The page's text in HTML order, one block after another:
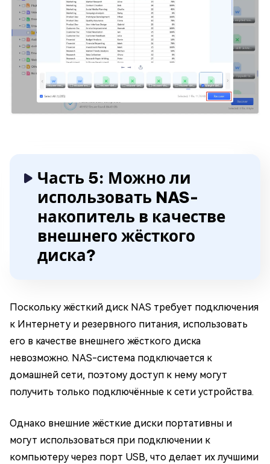
Часть 5: Можно ли
использовать NAS-
накопитель в качестве
внешнего жёсткого
диска?
Поскольку жёсткий диск NAS требует подключения
к Интернету и резервного питания, использовать
его в качестве внешнего жёсткого диска
невозможно. NAS-система подключается к
домашней сети, поэтому доступ к нему могут
получить только подключённые к сети устройства.
Однако внешние жёсткие диски портативны и
могут использоваться при подключении к
компьютеру через порт USB, что делает их лучшими